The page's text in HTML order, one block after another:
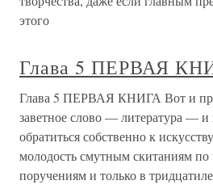
этого
Глава 5 ПЕРВАЯ
Глава 5 ПЕРВАЯ КНИГА Вот и
заветное слово — литература —
обратиться собственно к
молодость смутным скитаниям по
поручениям и только в